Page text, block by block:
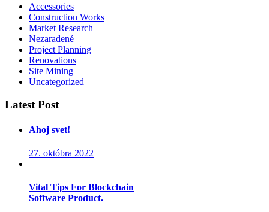
Accessories
Construction Works
Market Research
Nezaradené
Project Planning
Renovations
Site Mining
Uncategorized
Latest Post
Ahoj svet!
27. októbra 2022
Vital Tips For Blockchain
Software Product.